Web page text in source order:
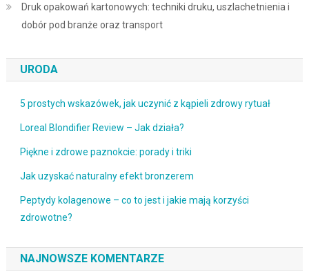
Druk opakowań kartonowych: techniki druku, uszlachetnienia i
dobór pod branże oraz transport
URODA
5 prostych wskazówek, jak uczynić z kąpieli zdrowy rytuał
Loreal Blondifier Review – Jak działa?
Piękne i zdrowe paznokcie: porady i triki
Jak uzyskać naturalny efekt bronzerem
Peptydy kolagenowe – co to jest i jakie mają korzyści
zdrowotne?
NAJNOWSZE KOMENTARZE